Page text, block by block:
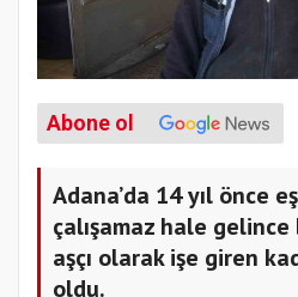
Abone ol
Adana’da 14 yıl önce
çalışamaz hale
aşçı olarak işe giren
oldu.